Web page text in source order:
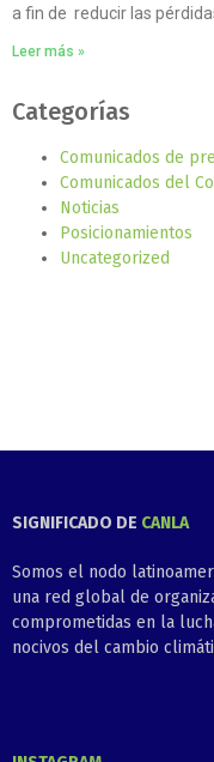
a fin de reducir las
Leer más »
Categorías
Comunicados de
Comunicados del
Noticias
Posicionamientos
Uncategorized
SIGNIFICADO DE CANLA
Somos el nodo
una red global de
comprometidas en la
nocivos del cambio